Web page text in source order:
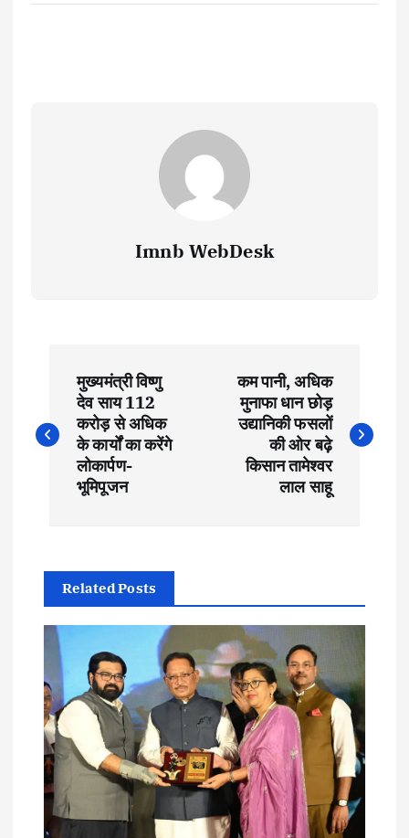
Imnb WebDesk
o
s
v
g
a
t
मुख्यमंत्री विष्णु
देव साय 112
करोड़ से अधिक
के कार्यों का करेंगे
लोकार्पण-
भूमिपूजन
कम पानी, अधिक
मुनाफा धान छोड़
उद्यानिकी फसलों
की ओर बढ़े
किसान तामेश्वर
लाल साहू
Related Posts